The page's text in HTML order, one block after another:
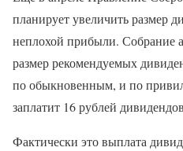
планирует увеличить размер
неплохой прибыли. Собрание
размер рекомендуемых
по обыкновенным, и по
заплатит 16 рублей
Фактически это выплата